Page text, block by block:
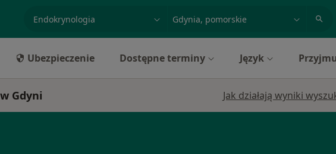
Ubezpieczenie Dostępne terminy Język
Gdyni Jak działają wyniki